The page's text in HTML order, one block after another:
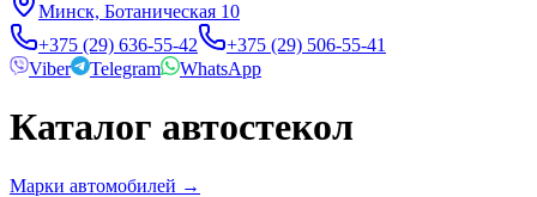
Минск, Ботаническая 10
+375 (29) 636-55-42
+375 (29) 506-55-41
Viber
Telegram WhatsApp
Каталог автостекол
Марки автомобилей →